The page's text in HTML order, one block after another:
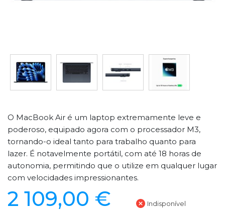
O MacBook Air é um laptop extremamente leve e
poderoso, equipado agora com o processador M3,
tornando-o ideal tanto para trabalho quanto para
lazer. É notavelmente portátil, com até 18 horas de
autonomia, permitindo que o utilize em qualquer lugar
com velocidades impressionantes.
2 109,00 € Indisponível